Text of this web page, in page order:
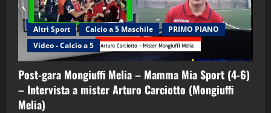
Altri Sport Calcio a 5 Maschile
PRIMO PIANO
Video - Calcio a 5
Post-gara Mongiuffi Melia – Mamma Mia Sport (4-6)
– Intervista a mister Arturo Carciotto (Mongiuffi
Melia)